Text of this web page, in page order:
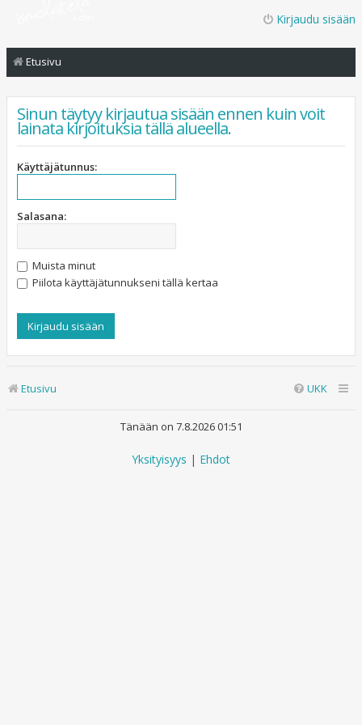
Kirjaudu sisään
Etusivu
Sinun täytyy kirjautua sisään ennen kuin voit
lainata kirjoituksia tällä alueella.
Käyttäjätunnus:
Salasana:
Muista minut
Piilota käyttäjätunnukseni tällä kertaa
Etusivu UKK
Tänään on 7.8.2026 01:51
Yksityisyys | Ehdot